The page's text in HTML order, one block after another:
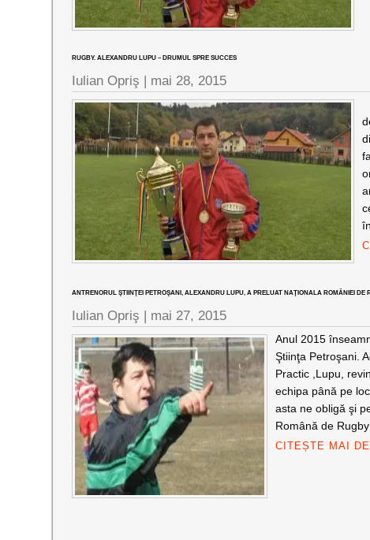
RUGBY. ALEXANDRU LUPU – DRUMUL SPRE SUCCES
Iulian Opriş | mai 28, 2015
ANTRENORUL ŞTIINŢEI PETROŞANI, ALEXANDRU LUPU, A PRELUAT NAŢIONALA ROMÂNIEI DE
Iulian Opriş | mai 27, 2015
Anul 2015
Ştiinţa Petroşani.
Practic ,Lupu,
echipa până pe
asta ne obligă şi
Română de
CITEȘTE MAI